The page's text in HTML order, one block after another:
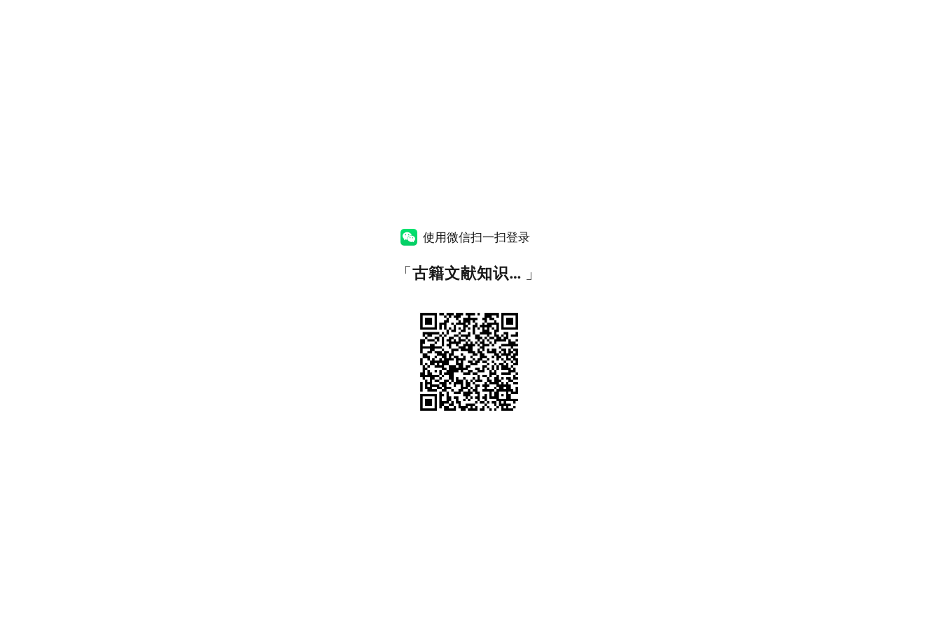
使用微信扫一扫登录
「 古籍文献知识图谱网 」